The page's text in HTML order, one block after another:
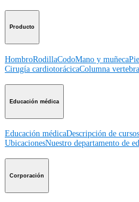
Producto
HombroRodillaCodoMano y muñeca
Cirugía cardiotorácicaColumna
Educación médica
Educación médicaDescripción de cursos
UbicacionesNuestro departamento de
Corporación